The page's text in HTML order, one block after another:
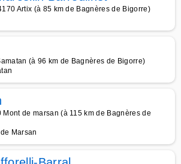
Artix (à 85 km de Bagnères de Bigorre)
(à 96 km de Bagnères de Bigorre)
de marsan (à 115 km de Bagnères de
Marsan